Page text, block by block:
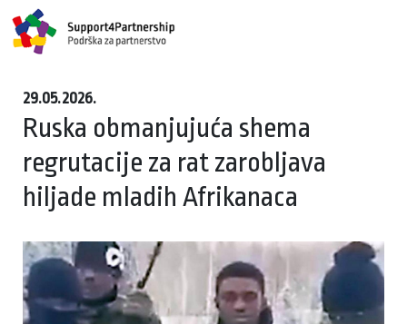
29.05.2026.
Ruska obmanjujuća shema
regrutacije za rat zarobljava
hiljade mladih Afrikanaca